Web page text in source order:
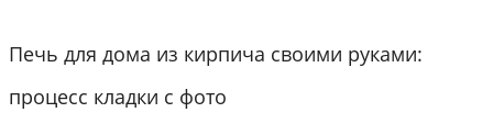
Печь для дома из кирпича своими руками:
процесс кладки с фото